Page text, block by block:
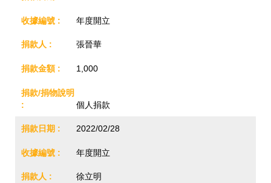
年度開立
張晉華
1,000
個人捐款
2022/02/28
年度開立
徐立明